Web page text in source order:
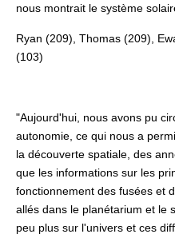
nous montrait le système
Ryan (209), Thomas (209),
(103)
"Aujourd'hui, nous avons pu
autonomie, ce qui nous a
la découverte spatiale, des
que les informations sur les
fonctionnement des fusées et
allés dans le planétarium et le
peu plus sur l'univers et ces